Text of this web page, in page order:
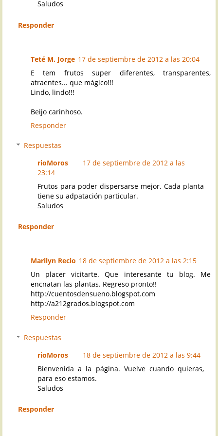
Saludos
Responder
Teté M. Jorge 17 de septiembre de 2012 a las 20:04
E tem frutos super diferentes, transparentes,
atraentes... que mágico!!!
Lindo, lindo!!!
Beijo carinhoso.
Responder
Respuestas
rioMoros
17 de septiembre de 2012 a las
23:14
Frutos para poder dispersarse mejor. Cada planta
tiene su adpatación particular.
Saludos
Responder
Marilyn Recio 18 de septiembre de 2012 a las 2:15
Un placer vicitarte. Que interesante tu blog. Me
encnatan las plantas. Regreso pronto!!
http://cuentosdensueno.blogspot.com
http://a212grados.blogspot.com
Responder
Respuestas
rioMoros
18 de septiembre de 2012 a las 9:44
Bienvenida a la página. Vuelve cuando quieras,
para eso estamos.
Saludos
Responder